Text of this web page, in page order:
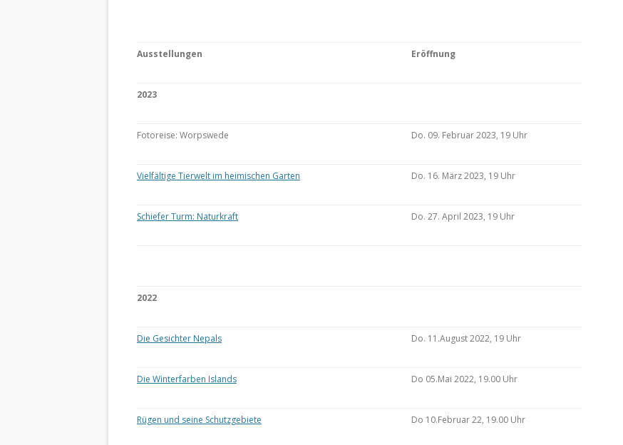
Ausstellungen Eröffnung
2023
Fotoreise: Worpswede Do. 09. Februar 2023, 19 Uhr
Vielfältige Tierwelt im heimischen Garten Do. 16. März 2023, 19 Uhr
Schiefer Turm: Naturkraft Do. 27. April 2023, 19 Uhr
2022
Die Gesichter Nepals Do. 11.August 2022, 19 Uhr
Die Winterfarben Islands Do 05.Mai 2022, 19.00 Uhr
Rügen und seine Schutzgebiete Do 10.Februar 22, 19.00 Uhr